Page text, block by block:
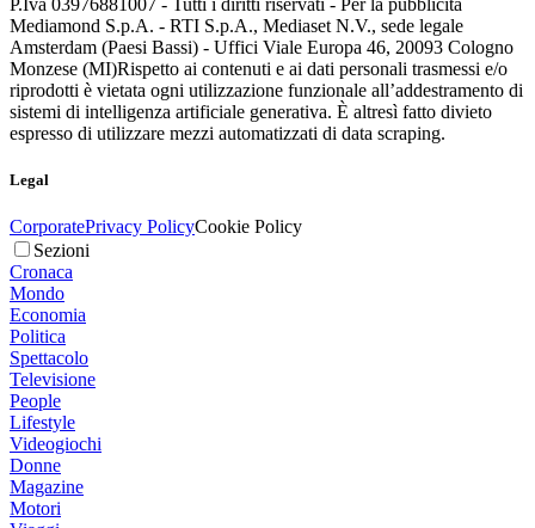
Mediamond S.p.A. - RTI S.p.A., Mediaset N.V., sede legale
Amsterdam (Paesi Bassi) - Uffici Viale Europa 46, 20093 Cologno
Monzese (MI)Rispetto ai contenuti e ai dati personali trasmessi e/o
riprodotti è vietata ogni utilizzazione funzionale all’addestramento di
sistemi di intelligenza artificiale generativa. È altresì fatto divieto
espresso di utilizzare mezzi automatizzati di data scraping.
Legal
CorporatePrivacy PolicyCookie Policy
Sezioni
Cronaca
Mondo
Economia
Politica
Spettacolo
Televisione
People
Lifestyle
Videogiochi
Donne
Magazine
Motori